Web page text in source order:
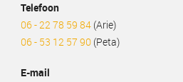
Telefoon
06 - 22 78 59 84 (Arie)
06 - 53 12 57 90 (Peta)
E-mail